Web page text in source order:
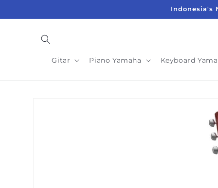
konten
Indonesia's
Gitar Piano Yamaha Keyboard